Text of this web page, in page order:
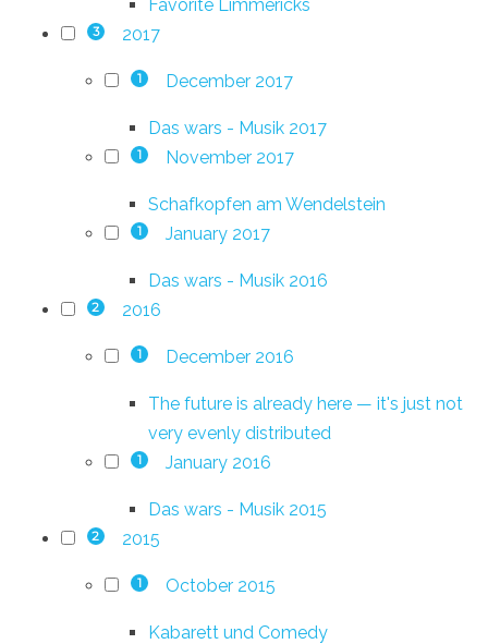
Favorite Limmericks
3 2017
1 December 2017
Das wars - Musik 2017
1 November 2017
Schafkopfen am Wendelstein
1 January 2017
Das wars - Musik 2016
2 2016
1 December 2016
The future is already here — it's just not
very evenly distributed
1 January 2016
Das wars - Musik 2015
2 2015
1 October 2015
Kabarett und Comedy